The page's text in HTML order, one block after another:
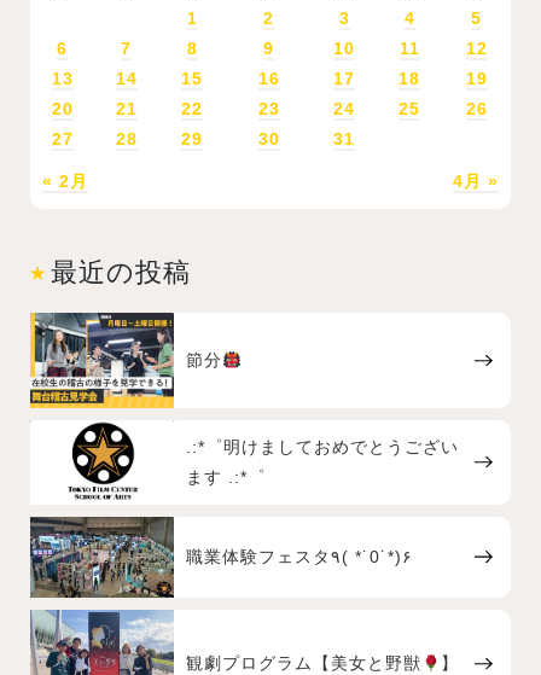
« 2月 4月 »
1 2 3 4
5
6
7 8 9 10 11
12
13
14 15 16 17 18
19
20
21 22 23 24 25
26
27
28 29 30 31
最近の投稿
節分
.:*゜明けましておめでとうござい
ます .:*゜
職業体験フェスタ٩( *˙0˙*)۶
観劇プログラム【美女と野獣 】